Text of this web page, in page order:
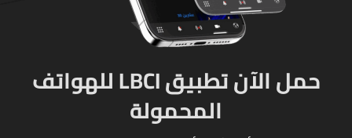
حمل الآن تطبيق LBCI للهواتف
المحمولة